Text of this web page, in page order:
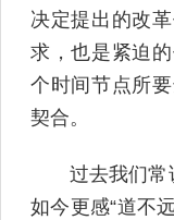
决定提出的改
求，也是紧迫
个时间节点所
契合。
过去我们常说
如今更感“道不